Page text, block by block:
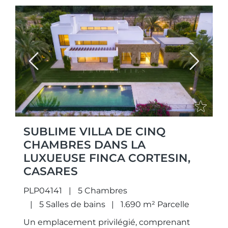
Previous Next
SUBLIME VILLA DE CINQ
CHAMBRES DANS LA
LUXUEUSE FINCA CORTESIN,
CASARES
PLP04141
5 Chambres
5 Salles de bains
1.690 m² Parcelle
Un emplacement privilégié, comprenant